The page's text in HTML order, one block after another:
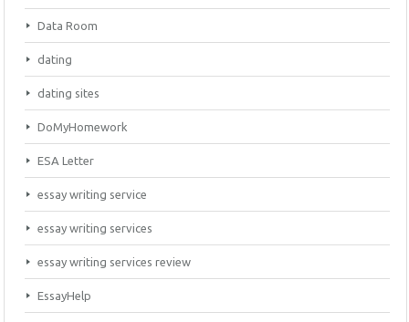
Data Room
dating
dating sites
DoMyHomework
ESA Letter
essay writing service
essay writing services
essay writing services review
EssayHelp